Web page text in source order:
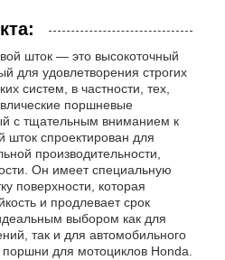
шток — это высокоточный
для удовлетворения строгих
систем, в частности, тех,
поршневые
с тщательным вниманием к
шток спроектирован для
производительности,
Он имеет специальную
поверхности, которая
и продлевает срок
выбором как для
так и для автомобильного
для мотоциклов Honda.